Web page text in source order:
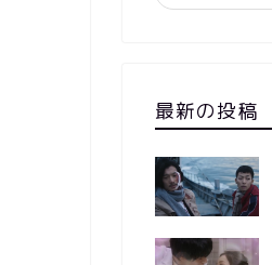
最新の投稿